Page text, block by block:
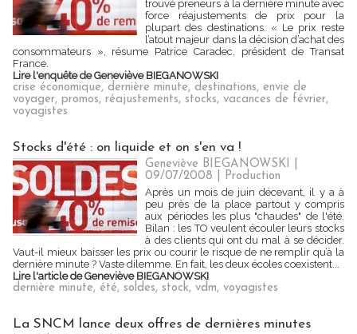
trouvé preneurs à la dernière minute avec
force réajustements de prix pour la
plupart des destinations. « Le prix reste
l’atout majeur dans la décision d’achat des
consommateurs », résume Patrice Caradec, président de Transat
France.
Lire l'enquête de Geneviève BIEGANOWSKI
crise économique, dernière minute, destinations, envie de
voyager, promos, réajustements, stocks, vacances de février,
voyagistes
Stocks d'été : on liquide et on s'en va !
Geneviève BIEGANOWSKI |
09/07/2008
Production
Après un mois de juin décevant, il y a à
peu près de la place partout y compris
aux périodes les plus "chaudes" de l'été.
Bilan : les TO veulent écouler leurs stocks
à des clients qui ont du mal à se décider.
Vaut-il mieux baisser les prix ou courir le risque de ne remplir qu’à la
dernière minute ? Vaste dilemme. En fait, les deux écoles coexistent...
Lire l'article de Geneviève BIEGANOWSKI
dernière minute, été, soldes, stock, vdm, voyagistes
La SNCM lance deux offres de dernières minutes